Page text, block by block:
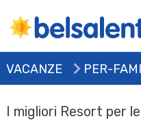
VACANZE PER-
I migliori Resort per